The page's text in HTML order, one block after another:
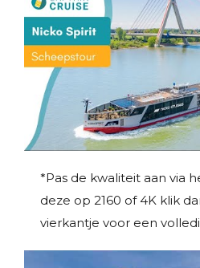
*Pas de kwaliteit aan via
deze op 2160 of 4K klik
vierkantje voor een